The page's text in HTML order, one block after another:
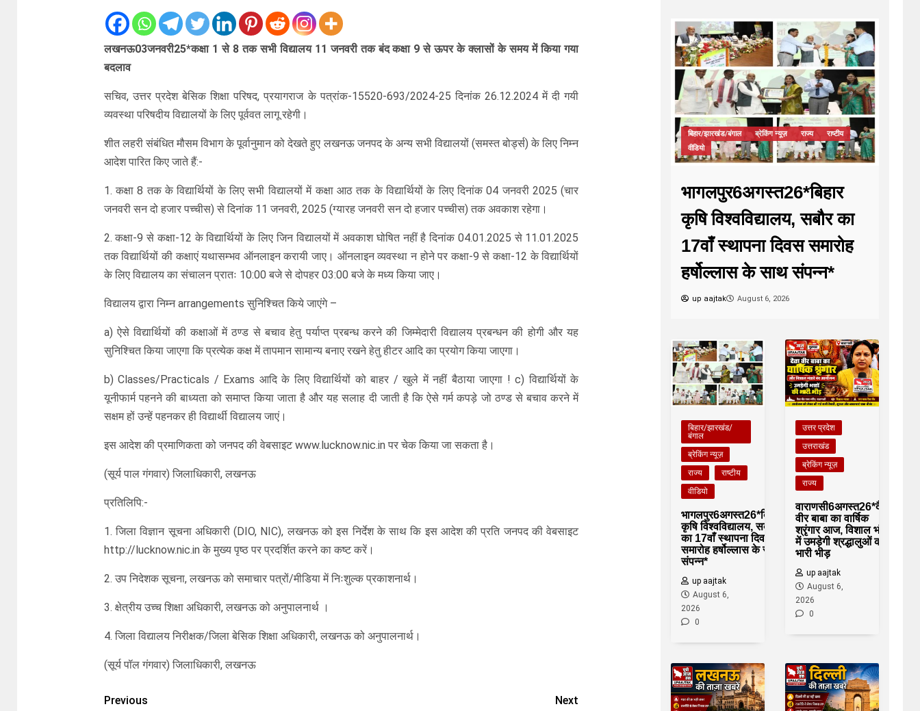
लखनऊ03जनवरी25*कक्षा 1 से 8 तक सभी विद्यालय 11 जनवरी तक बंद कक्षा 9 से ऊपर के क्लासों के समय में किया गया
बदलाव
सचिव, उत्तर प्रदेश बेसिक शिक्षा परिषद, प्रयागराज के पत्रांक-15520-693/2024-25 दिनांक 26.12.2024 में दी गयी
व्यवस्था परिषदीय विद्यालयों के लिए पूर्ववत लागू रहेगी।
शीत लहरी संबंधित मौसम विभाग के पूर्वानुमान को देखते हुए लखनऊ जनपद के अन्य सभी विद्यालयों (समस्त बोर्ड्स) के लिए निम्न
आदेश पारित किए जाते हैं:-
1. कक्षा 8 तक के विद्यार्थियों के लिए सभी विद्यालयों में कक्षा आठ तक के विद्यार्थियों के लिए दिनांक 04 जनवरी 2025 (चार
जनवरी सन दो हजार पच्चीस) से दिनांक 11 जनवरी, 2025 (ग्यारह जनवरी सन दो हजार पच्चीस) तक अवकाश रहेगा।
2. कक्षा-9 से कक्षा-12 के विद्यार्थियों के लिए जिन विद्यालयों में अवकाश घोषित नहीं है दिनांक 04.01.2025 से 11.01.2025
तक विद्यार्थियों की कक्षाएं यथासम्भव ऑनलाइन करायी जाए। ऑनलाइन व्यवस्था न होने पर कक्षा-9 से कक्षा-12 के विद्यार्थियों
के लिए विद्यालय का संचालन प्रातः 10:00 बजे से दोपहर 03:00 बजे के मध्य किया जाए।
विद्यालय द्वारा निम्न arrangements सुनिश्चित किये जाएंगे –
a) ऐसे विद्यार्थियों की कक्षाओं में ठण्ड से बचाव हेतु पर्याप्त प्रबन्ध करने की जिम्मेदारी विद्यालय प्रबन्धन की होगी और यह
सुनिश्चित किया जाएगा कि प्रत्येक कक्ष में तापमान सामान्य बनाए रखने हेतु हीटर आदि का प्रयोग किया जाएगा।
b) Classes/Practicals / Exams आदि के लिए विद्यार्थियों को बाहर / खुले में नहीं बैठाया जाएगा ! c) विद्यार्थियों के
यूनीफार्म पहनने की बाध्यता को समाप्त किया जाता है और यह सलाह दी जाती है कि ऐसे गर्म कपड़े जो ठण्ड से बचाव करने में
सक्षम हों उन्हें पहनकर ही विद्यार्थी विद्यालय जाएं।
इस आदेश की प्रमाणिकता को जनपद की वेबसाइट www.lucknow.nic.in पर चेक किया जा सकता है।
(सूर्य पाल गंगवार) जिलाधिकारी, लखनऊ
प्रतिलिपि:-
1. जिला विज्ञान सूचना अधिकारी (DIO, NIC), लखनऊ को इस निर्देश के साथ कि इस आदेश की प्रति जनपद की वेबसाइट
http://lucknow.nic.in के मुख्य पृष्ठ पर प्रदर्शित करने का कष्ट करें।
2. उप निदेशक सूचना, लखनऊ को समाचार पत्रों/मीडिया में निःशुल्क प्रकाशनार्थ।
3. क्षेत्रीय उच्च शिक्षा अधिकारी, लखनऊ को अनुपालनार्थ ।
4. जिला विद्यालय निरीक्षक/जिला बेसिक शिक्षा अधिकारी, लखनऊ को अनुपालनार्थ।
(सूर्य पॉल गंगवार) जिलाधिकारी, लखनऊ
Previous
Next
बिहार/झारखंड/बंगाल ब्रेकिंग न्यूज़ राज्य
राष्टीय
वीडियो
भागलपुर6अगस्त26*बिहार
कृषि विश्वविद्यालय, सबौर का
17वाँ स्थापना दिवस समारोह
हर्षोल्लास के साथ संपन्न*
up aajtak August 6, 2026
बिहार/झारखंड/
बंगाल
ब्रेकिंग न्यूज़
राज्य
राष्टीय
वीडियो
भागलपुर6अगस्त26*बिहार
कृषि विश्वविद्यालय, सबौर
का 17वाँ स्थापना दिवस
समारोह हर्षोल्लास के साथ
संपन्न*
up aajtak
August 6,
2026
0
उत्तर प्रदेश
उत्तराखंड
ब्रेकिंग न्यूज़
राज्य
वाराणसी6अगस्त26*दैत्रा
वीर बाबा का वार्षिक
श्रृंगार आज, विशाल भंडारे
में उमड़ेगी श्रद्धालुओं की
भारी भीड़
up aajtak
August 6,
2026
0